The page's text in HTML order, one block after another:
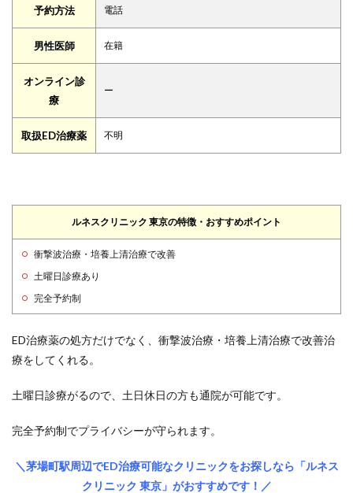
予約方法 電話
男性医師 在籍
オンライン診
療
ー
取扱ED治療薬 不明
ルネスクリニック 東京の特徴・おすすめポイント
衝撃波治療・培養上清治療で改善
土曜日診療あり
完全予約制
ED治療薬の処方だけでなく、 衝撃波治療・培養上清治療で改善治
療をしてくれる。
土曜日診療がるので、土日休日の方も通院が可能です。
完全予約制でプライバシーが守られます。
＼茅場町駅周辺でED治療可能なクリニックをお探しなら「ルネス
クリニック 東京」がおすすめです！／